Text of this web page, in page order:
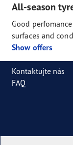
All-season
Good
surfaces and
Show offers
Kontaktujte nás
FAQ